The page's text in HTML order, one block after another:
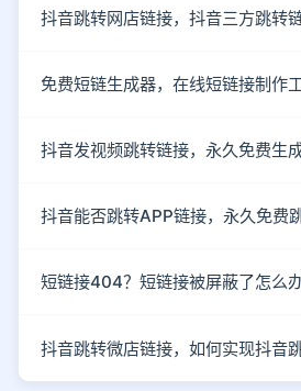
抖音跳转网店链接，抖音三方跳转
免费短链生成器，在线短链接制作
抖音发视频跳转链接，永久免费生
抖音能否跳转APP链接，永久免费
短链接404？短链接被屏蔽了怎么办
抖音跳转微店链接，如何实现抖音跳